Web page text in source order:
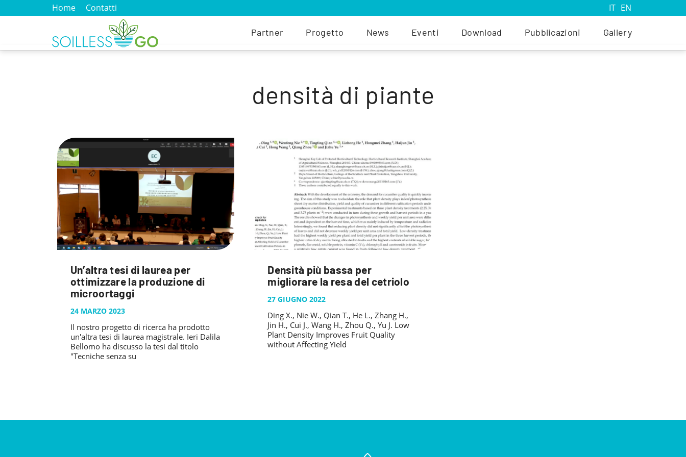
Home Contatti IT EN
Partner Progetto News Eventi Download Pubblicazioni Gallery
densità di piante
Un’altra tesi di laurea per
ottimizzare la produzione di
microortaggi
24 MARZO 2023
Il nostro progetto di ricerca ha prodotto
un'altra tesi di laurea magistrale. Ieri Dalila
Bellomo ha discusso la tesi dal titolo
"Tecniche senza su
Densità più bassa per
migliorare la resa del cetriolo
27 GIUGNO 2022
Ding X., Nie W., Qian T., He L., Zhang H.,
Jin H., Cui J., Wang H., Zhou Q., Yu J. Low
Plant Density Improves Fruit Quality
without Affecting Yield